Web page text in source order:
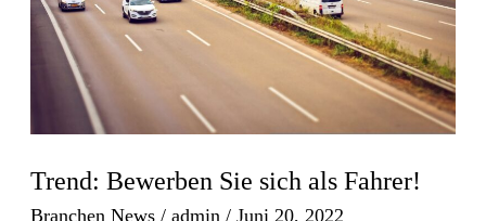
Trend: Bewerben Sie sich als Fahrer!
Branchen News /admin/Juni 20, 2022